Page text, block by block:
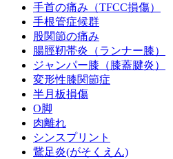
手首の痛み（TFCC損傷）
手根管症候群
股関節の痛み
腸脛靭帯炎（ランナー膝）
ジャンパー膝（膝蓋腱炎）
変形性膝関節症
半月板損傷
O脚
肉離れ
シンスプリント
鵞足炎(がそくえん)